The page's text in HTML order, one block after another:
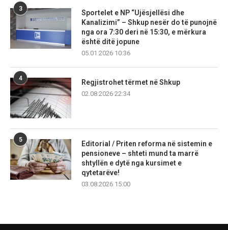
3
Sportelet e NP “Ujësjellësi dhe
Kanalizimi” – Shkup nesër do të punojnë
nga ora 7:30 deri në 15:30, e mërkura
është ditë jopune
05.01.2026 10:36
4
Regjistrohet tërmet në Shkup
02.08.2026 22:34
5
Editorial / Priten reforma në sistemin e
pensioneve – shteti mund ta marrë
shtyllën e dytë nga kursimet e
qytetarëve!
03.08.2026 15:00